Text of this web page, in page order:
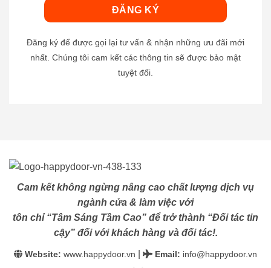
Đăng ký để được gọi lại tư vấn & nhận những ưu đãi mới
nhất. Chúng tôi cam kết các thông tin sẽ được bảo mật
tuyệt đối.
Cam kết không ngừng nâng cao chất lượng dịch vụ
ngành cửa & làm việc với
tôn chỉ “Tâm Sáng Tầm Cao” để trở thành “Đối tác tin
cậy” đối với khách hàng và đối tác!.
Website: www.happydoor.vn Email: info@happydoor.vn